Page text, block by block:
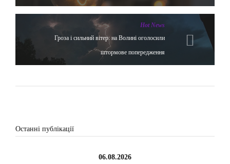
Hot News
Гроза і сильний вітер: на Волині оголосили
штормове попередження
Останні публікації
06.08.2026